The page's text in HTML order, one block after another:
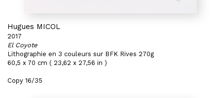
Hugues MICOL
2017
El Coyote
Lithographie en 3 couleurs sur BFK Rives 270g
60,5 x 70 cm ( 23,62 x 27,56 in )
Copy 16/35